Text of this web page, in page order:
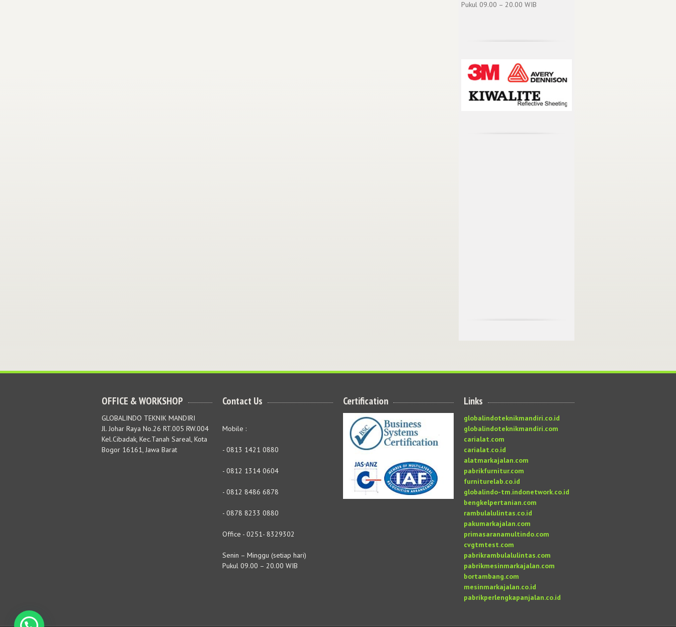
Pukul 09.00 – 20.00 WIB
OFFICE & WORKSHOP
GLOBALINDO TEKNIK MANDIRI
Jl. Johar Raya No.26 RT.005 RW.004
Kel.Cibadak, Kec.Tanah Sareal, Kota
Bogor 16161, Jawa Barat
Contact Us
Mobile :
- 0813 1421 0880
- 0812 1314 0604
- 0812 8486 6878
- 0878 8233 0880
Office - 0251- 8329302
Senin – Minggu (setiap hari)
Pukul 09.00 – 20.00 WIB
Certification Links
globalindoteknikmandiri.co.id
globalindoteknikmandiri.com
carialat.com
carialat.co.id
alatmarkajalan.com
pabrikfurnitur.com
furniturelab.co.id
globalindo-tm.indonetwork.co.id
bengkelpertanian.com
rambulalulintas.co.id
pakumarkajalan.com
primasaranamultindo.com
cvgtmtest.com
pabrikrambulalulintas.com
pabrikmesinmarkajalan.com
bortambang.com
mesinmarkajalan.co.id
pabrikperlengkapanjalan.co.id